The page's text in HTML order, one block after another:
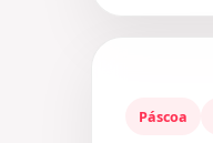
Páscoa